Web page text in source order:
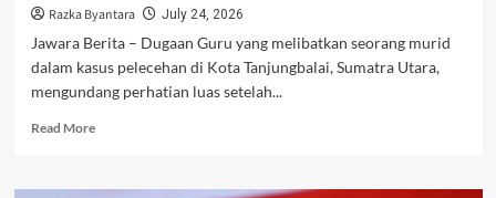
Razka Byantara July 24, 2026
Jawara Berita – Dugaan Guru yang melibatkan seorang murid
dalam kasus pelecehan di Kota Tanjungbalai, Sumatra Utara,
mengundang perhatian luas setelah...
Read MoreRead
Dugaan